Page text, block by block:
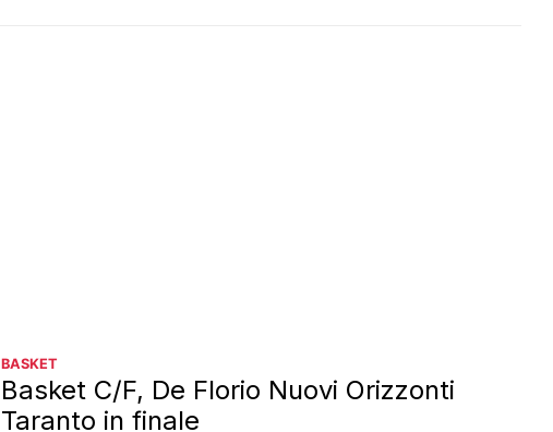
BASKET
Basket C/F, De Florio Nuovi Orizzonti
Taranto in finale